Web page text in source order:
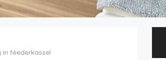
Niederkassel